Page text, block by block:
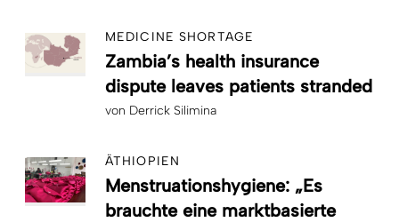
MEDICINE SHORTAGE
Zambia’s health insurance
dispute leaves patients stranded
von Derrick Silimina
ÄTHIOPIEN
Menstruationshygiene: „Es
brauchte eine marktbasierte